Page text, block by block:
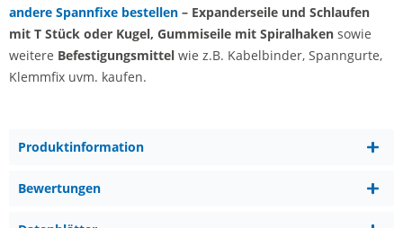
andere Spannfixe bestellen – Expanderseile und Schlaufen
mit T Stück oder Kugel, Gummiseile mit Spiralhaken sowie
weitere Befestigungsmittel wie z.B. Kabelbinder, Spanngurte,
Klemmfix uvm. kaufen.
Produktinformation
Bewertungen